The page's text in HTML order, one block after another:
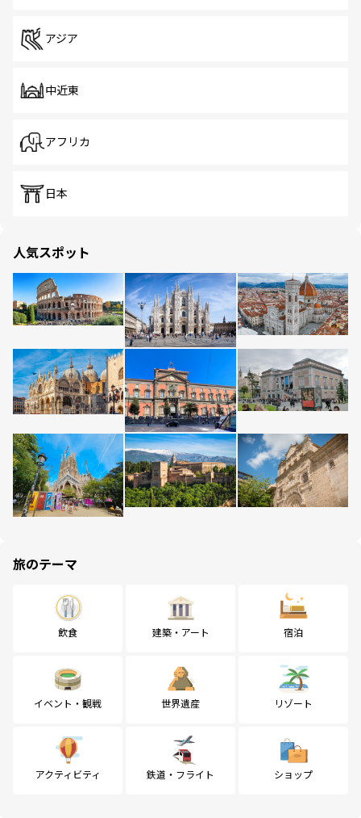
アジア
中近東
アフリカ
日本
人気スポット
旅のテーマ
飲食 建築・アート 宿泊
イベント・観戦 世界遺産 リゾート
アクティビティ 鉄道・フライト ショップ